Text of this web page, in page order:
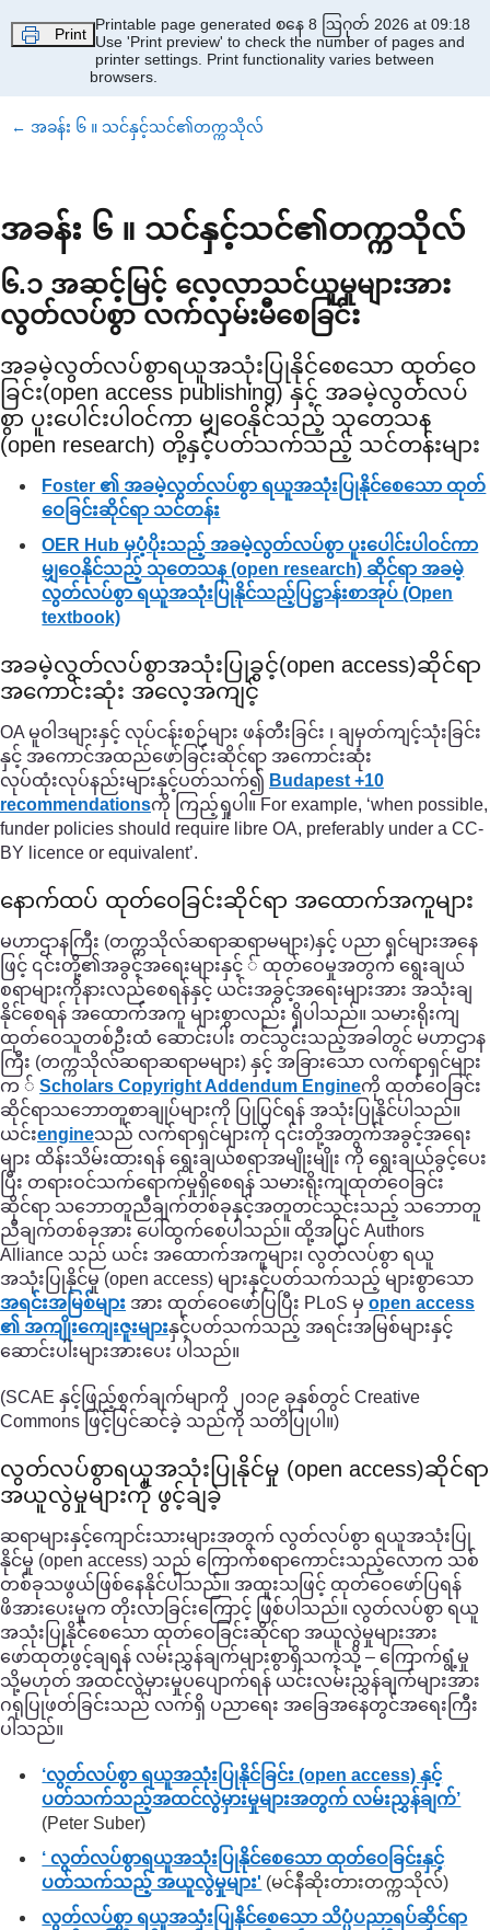
Print
Printable page generated စနေ 8 ဩဂုတ် 2026 at 09:18
Use 'Print preview' to check the number of pages and
printer settings. Print functionality varies between
browsers.
← အခန်း ၆ ။ သင်နှင့်သင်၏တက္ကသိုလ်
အခန်း ၆ ။ သင်နှင့်သင်၏တက္ကသိုလ်
၆.၁ အဆင့်မြင့် လေ့လာသင်ယူမှုများအား
လွတ်လပ်စွာ လက်လှမ်းမီစေခြင်း
အခမဲ့လွတ်လပ်စွာရယူအသုံးပြုနိုင်စေသော ထုတ်ဝေ
ခြင်း(open access publishing) နှင့် အခမဲ့လွတ်လပ်
စွာ ပူးပေါင်းပါဝင်ကာ မျှဝေနိုင်သည့် သုတေသန
(open research) တို့နှင့်ပတ်သက်သည့် သင်တန်းများ
Foster ၏ အခမဲ့လွတ်လပ်စွာ ရယူအသုံးပြုနိုင်စေသော ထုတ်
ဝေခြင်းဆိုင်ရာ သင်တန်း
OER Hub မှပံ့ပိုးသည့် အခမဲ့လွတ်လပ်စွာ ပူးပေါင်းပါဝင်ကာ
မျှဝေနိုင်သည့် သုတေသန (open research) ဆိုင်ရာ အခမဲ့
လွတ်လပ်စွာ ရယူအသုံးပြုနိုင်သည့်ပြဋ္ဌာန်းစာအုပ် (Open
textbook)
အခမဲ့လွတ်လပ်စွာအသုံးပြုခွင့်(open access)ဆိုင်ရာ
အကောင်းဆုံး အလေ့အကျင့်
OA မူဝါဒများနှင့် လုပ်ငန်းစဉ်များ ဖန်တီးခြင်း ၊ ချမှတ်ကျင့်သုံးခြင်း
နှင့် အကောင်အထည်ဖော်ခြင်းဆိုင်ရာ အကောင်းဆုံး
လုပ်ထုံးလုပ်နည်းများနှင့်ပတ်သက်၍ Budapest +10
recommendationsကို ကြည့်ရှုပါ။ For example, ‘when possible,
funder policies should require libre OA, preferably under a CC-
BY licence or equivalent’.
နောက်ထပ် ထုတ်ဝေခြင်းဆိုင်ရာ အထောက်အကူများ
မဟာဌာနကြီး (တက္ကသိုလ်ဆရာဆရာမများ)နှင့် ပညာ ရှင်များအနေ
ဖြင့် ၎င်းတို့၏အခွင့်အရေးများနှင့် ် ထုတ်ဝေမှုအတွက် ရွေးချယ်
စရာများကိုနားလည်စေရန်နှင့် ယင်းအခွင့်အရေးများအား အသုံးချ
နိုင်စေရန် အထောက်အကူ များစွာလည်း ရှိပါသည်။ သမားရိုးကျ
ထုတ်ဝေသူတစ်ဦးထံ ဆောင်းပါး တင်သွင်းသည့်အခါတွင် မဟာဌာန
ကြီး (တက္ကသိုလ်ဆရာဆရာမများ) နှင့် အခြားသော လက်ရာရှင်များ
က ် Scholars Copyright Addendum Engineကို ထုတ်ဝေခြင်း
ဆိုင်ရာသဘောတူစာချုပ်များကို ပြုပြင်ရန် အသုံးပြုနိုင်ပါသည်။
ယင်းengineသည် လက်ရာရှင်များကို ၎င်းတို့အတွက်အခွင့်အရေး
များ ထိန်းသိမ်းထားရန် ရွေးချယ်စရာအမျိုးမျိုး ကို ရွေးချယ်ခွင့်ပေး
ပြီး တရားဝင်သက်ရောက်မှုရှိစေရန် သမားရိုးကျထုတ်ဝေခြင်း
ဆိုင်ရာ သဘောတူညီချက်တစ်ခုနှင့်အတူတင်သွင်းသည့် သဘောတူ
ညီချက်တစ်ခုအား ပေါ်ထွက်စေပါသည်။ ထို့အပြင် Authors
Alliance သည် ယင်း အထောက်အကူများ၊ လွတ်လပ်စွာ ရယူ
အသုံးပြုနိုင်မှု (open access) များနှင့်ပတ်သက်သည့် များစွာသော
အရင်းအမြစ်များ အား ထုတ်ဝေဖော်ပြပြီး PLoS မှ open access
၏ အကျိုးကျေးဇူးများနှင့်ပတ်သက်သည့် အရင်းအမြစ်များနှင့်
ဆောင်းပါးများအားပေး ပါသည်။
(SCAE နှင့်ဖြည့်စွက်ချက်မျာကို ၂၀၁၉ ခုနှစ်တွင် Creative
Commons ဖြင့်ပြင်ဆင်ခဲ့ သည်ကို သတိပြုပါ။)
လွတ်လပ်စွာရယူအသုံးပြုနိုင်မှု (open access)ဆိုင်ရာ
အယူလွဲမှုများကို ဖွင့်ချခဲ့
ဆရာများနှင့်ကျောင်းသားများအတွက် လွတ်လပ်စွာ ရယူအသုံးပြု
နိုင်မှု (open access) သည် ကြောက်စရာကောင်းသည့်လောက သစ်
တစ်ခုသဖွယ်ဖြစ်နေနိုင်ပါသည်။ အထူးသဖြင့် ထုတ်ဝေဖော်ပြရန်
ဖိအားပေးမှုက တိုးလာခြင်းကြောင့် ဖြစ်ပါသည်။ လွတ်လပ်စွာ ရယူ
အသုံးပြုနိုင်စေသော ထုတ်ဝေခြင်းဆိုင်ရာ အယူလွဲမှုများအား
ဖော်ထုတ်ဖွင့်ချရန် လမ်းညွှန်ချက်များစွာရှိသကဲ့သို့ – ကြောက်ရွံ့မှု
သို့မဟုတ် အထင်လွဲမှားမှုပပျောက်ရန် ယင်းလမ်းညွှန်ချက်များအား
ဂရုပြုဖတ်ခြင်းသည် လက်ရှိ ပညာရေး အခြေအနေတွင်အရေးကြီး
ပါသည်။
‘လွတ်လပ်စွာ ရယူအသုံးပြုနိုင်ခြင်း (open access) နှင့်
ပတ်သက်သည့်အထင်လွဲမှားမှုများအတွက် လမ်းညွှန်ချက်’
(Peter Suber)
‘ လွတ်လပ်စွာရယူအသုံးပြုနိုင်စေသော ထုတ်ဝေခြင်းနှင့်
ပတ်သက်သည့် အယူလွဲမှုများ' (မင်နီဆိုးတားတက္ကသိုလ်)
လွတ်လပ်စွာ ရယူအသုံးပြုနိုင်စေသော သိပ္ပံပညာရပ်ဆိုင်ရာ